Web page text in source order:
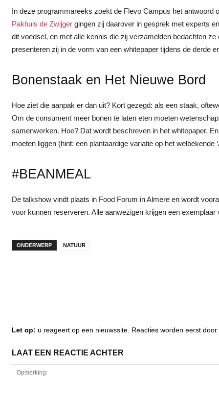
In deze programmareeks zoekt de Flevo Campus het antwoord
Pakhuis de Zwijger gingen zij daarover in gesprek met experts
dit voedsel, en met alle kennis die zij verzamelden bedachten ze
presenteren zij in de vorm van een whitepaper tijdens de derde
Bonenstaak en Het Nieuwe Bord
Hoe ziet die aanpak er dan uit? Kort gezegd: als een staak,
Om de consument meer bonen te laten eten moeten
samenwerken. Hoe? Dat wordt beschreven in het whitepaper.
moeten liggen (hint: een plantaardige variatie op het welbekende
#BEANMEAL
De talkshow vindt plaats in Food Forum in Almere en wordt
voor kunnen reserveren. Alle aanwezigen krijgen een
ONDERWERP NATUUR
Let op: u reageert op een nieuwssite. Reacties worden eerst
LAAT EEN REACTIE ACHTER